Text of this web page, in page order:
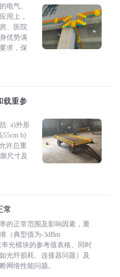
电气、
用上，
、医院
优势满
求，保
载重参
: a)外形
55cm b)
许总重
尺寸及
常
的正常范围及影响因素，重
（典型值为-3dBm
光模块的参考值表格。同时
光纤损耗、连接器问题）及
网络性能问题。